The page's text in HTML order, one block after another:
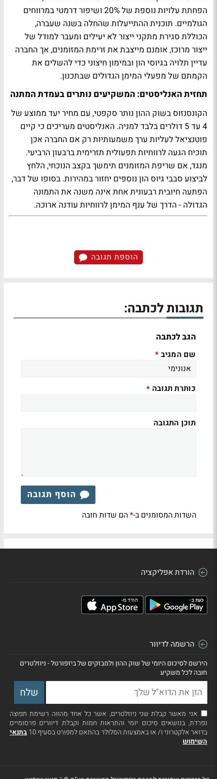
הפחתת עלויות נוספת של 20% ושיפור דרמטי במרווחים
הגולמיים. תוכנית ההתייעלות שהחלה בשנה שעברה,
הכוללת סגירת מתקני ייצור לא יעילים ומעבר למודל של
ייצור מרוכז, אומנם מייצבת את זרימת המזומנים, אך החברה
עדיין תלויה בגיוסי הון ובמימון חיצוני כדי להשלים את
הקמתם של מפעלי המימן הגדולים שבתכנון.
תחזית האנליסטים: המשקיעים נותרים בעמדת המתנה
הקונסנזוס בשוק ההון נותר סקפטי, עם מחיר יעד ממוצע של
4 עד 5 דולרים בלבד למניה. האנליסטים מעריכים כי קיים
פוטנציאל לעליות ערך משמעותיות רק אם החברה אכן
תוכיח הגעה לרווחיות תפעולית תזרימית ברבעון הרביעי.
מנגד, אם שריפת המזומנים תימשך בקצב הנוכחי, הלחץ
לביצוע סבבי גיוס הון נוספים יחזור במהירות. בסופו של דבר,
הפתעה חיובית רבעונית אחת אינה משנה את התמונה
הגדולה - הדרך של ענף המימן לרווחיות עודנה ארוכה.
הוספת תגובה
תגובות לכתבה:
הגב לכתבה
שם המגיב *
כותרת תגובה *
תוכן התגובה
הוסף תגובה
השדות המסומנים ב-*הם שדות חובה
הורדת אפליקציה
הרשמה לדיוור
הירשם לסיכום היומי של שוק ההון ולמבזקים של ביזפורטל - ניוזלטרים
חובה לכל משקיע
אני מאשר קבלת שני ניוזלטרים, אשר כל אחד מהווה רשימת תפוצה
נפרדת, בנושאים סיכום יומי והתראות חמות וקבלת דיוורים פרסומיים
בדואר אלקטרוני ו/ או באמצעות הסלולר בהתאם למפורט בסעיף 10
בתנאי
השימוש